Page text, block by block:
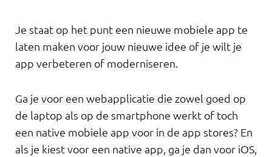
Je staat op het punt een nieuwe mobiele app te
laten maken voor jouw nieuwe idee of je wilt je
app verbeteren of moderniseren.
Ga je voor een webapplicatie die zowel goed op
de laptop als op de smartphone werkt of toch
een native mobiele app voor in de app stores? En
als je kiest voor een native app, ga je dan voor iOS,